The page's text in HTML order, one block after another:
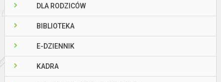
DLA RODZICÓW
BIBLIOTEKA
E-DZIENNIK
KADRA